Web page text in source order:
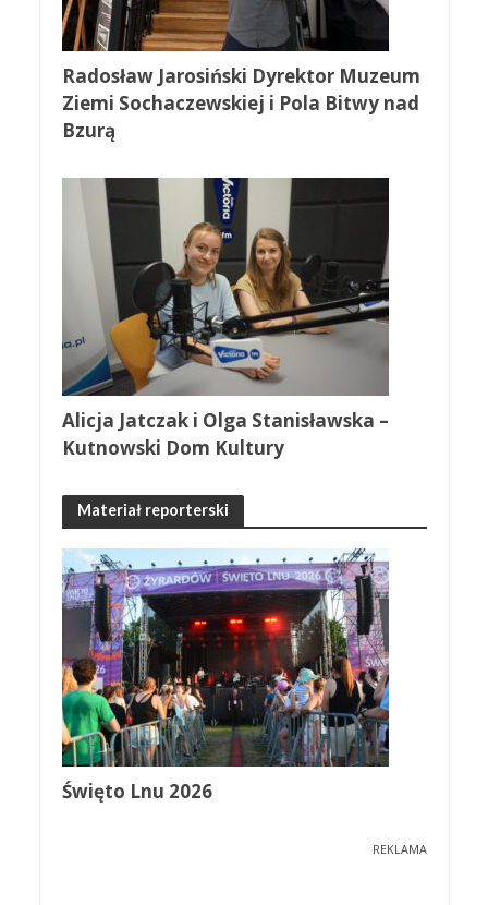
Radosław Jarosiński Dyrektor Muzeum
Ziemi Sochaczewskiej i Pola Bitwy nad
Bzurą
Alicja Jatczak i Olga Stanisławska –
Kutnowski Dom Kultury
Materiał reporterski
Święto Lnu 2026
REKLAMA